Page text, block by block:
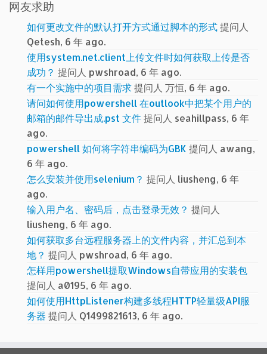
网友求助
如何更改文件的默认打开方式通过脚本的形式提问人
Qetesh, 6 年 ago.
使用system.net.client上传文件时如何获取上传是否
成功？ 提问人 pwshroad, 6 年 ago.
有一个实施中的项目需求提问人 万恒, 6 年 ago.
请问如何使用powershell 在outlook中把某个用户的
邮箱的邮件导出成.pst 文件提问人 seahillpass, 6 年
ago.
powershell 如何将字符串编码为GBK 提问人 awang,
6 年 ago.
怎么安装并使用selenium？ 提问人 liusheng, 6 年
ago.
输入用户名、密码后，点击登录无效？ 提问人
liusheng, 6 年 ago.
如何获取多台远程服务器上的文件内容，并汇总到本
地？ 提问人 pwshroad, 6 年 ago.
怎样用powershell提取Windows自带应用的安装包
提问人 a0195, 6 年 ago.
如何使用HttpListener构建多线程HTTP轻量级API服
务器 提问人 Q1499821613, 6 年 ago.